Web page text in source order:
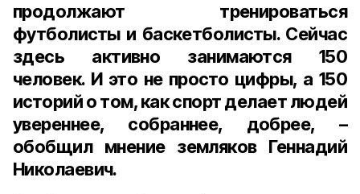
продолжают
тренироваться
футболисты и баскетболисты. Сейчас
здесь
активно занимаются150
человек. И это не просто цифры, а 150
историйотом,какспортделаетлюдей
увереннее, собраннее, добрее, –
обобщил мнение земляков Геннадий
Николаевич.